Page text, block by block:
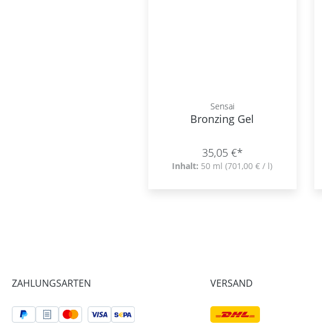
Sensai
Bronzing Gel
35,05 €*
Inhalt: 50 ml(701,00 € / l)
ZAHLUNGSARTEN VERSAND